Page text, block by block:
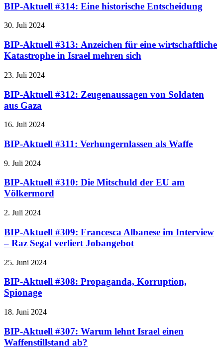
BIP-Aktuell #314: Eine historische Entscheidung
30. Juli 2024
BIP-Aktuell #313: Anzeichen für eine wirtschaftliche
Katastrophe in Israel mehren sich
23. Juli 2024
BIP-Aktuell #312: Zeugenaussagen von Soldaten
aus Gaza
16. Juli 2024
BIP-Aktuell #311: Verhungernlassen als Waffe
9. Juli 2024
BIP-Aktuell #310: Die Mitschuld der EU am
Völkermord
2. Juli 2024
BIP-Aktuell #309: Francesca Albanese im Interview
– Raz Segal verliert Jobangebot
25. Juni 2024
BIP-Aktuell #308: Propaganda, Korruption,
Spionage
18. Juni 2024
BIP-Aktuell #307: Warum lehnt Israel einen
Waffenstillstand ab?